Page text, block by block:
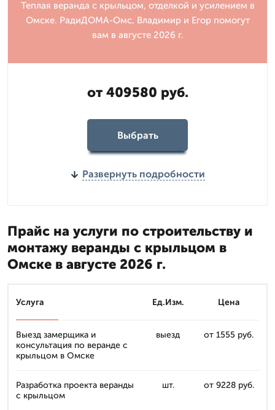
Теплая веранда с крыльцом, отделкой и усилением в
Омске. РадиДОМА-Омс, Владимир и Егор помогут
вам в августе 2026 г.
от 409580 руб.
Выбрать
Развернуть подробности
Прайс на услуги по строительству и
монтажу веранды с крыльцом в
Омске в августе 2026 г.
Услуга Ед.Изм. Цена
Выезд замерщика и
консультация по веранде с
крыльцом в Омске
выезд от 1555 руб.
Разработка проекта веранды
с крыльцом
шт. от 9228 руб.